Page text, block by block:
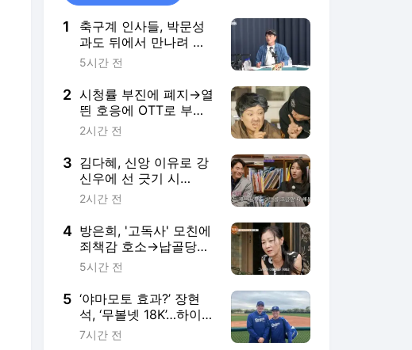
1
축구계 인사들, 박문성
과도 뒤에서 만나려 했
다…“그런 식으로 문제
5시간 전
2 시청률 부진에 폐지→열
띈 호응에 OTT로 부활
성공한 이 작품 정체
2시간 전
3 김다혜, 신앙 이유로 강
신우에 선 긋기 시
작…"난 많이 신실해"
2시간 전
4 방은희, '고독사' 모친에
죄책감 호소→납골당서
"미안해" 오열 ('특종세
5시간 전
5 ‘야마모토 효과?’ 장현
석, ‘무볼넷 18K’…하이싱
글A 승격 후 2연승
7시간 전